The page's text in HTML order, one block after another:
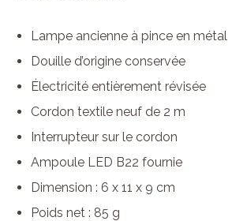
Lampe ancienne à pince en métal
Douille d’origine conservée
Électricité entièrement révisée
Cordon textile neuf de 2 m
Interrupteur sur le cordon
Ampoule LED B22 fournie
Dimension : 6 x 11 x 9 cm
Poids net : 85 g